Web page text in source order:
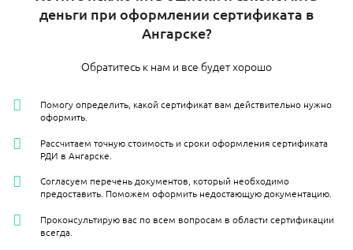
деньги при оформлении сертификата в
Ангарске?
Обратитесь к нам и все будет хорошо
Помогу определить, какой сертификат вам действительно нужно
оформить.
Рассчитаем точную стоимость и сроки оформления сертификата
РДИ в Ангарске.
Согласуем перечень документов, который необходимо
предоставить. Поможем оформить недостающую документацию.
Проконсультирую вас по всем вопросам в области сертификации
всегда.